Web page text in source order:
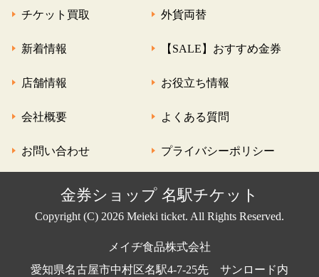
チケット買取 外貨両替
新着情報 【SALE】おすすめ金券
店舗情報 お役立ち情報
会社概要 よくある質問
お問い合わせ プライバシーポリシー
金券ショップ 名駅チケット
Copyright (C) 2026 Meieki ticket. All Rights Reserved.
メイヂ食品株式会社
愛知県名古屋市中村区名駅4-7-25先 サンロード内